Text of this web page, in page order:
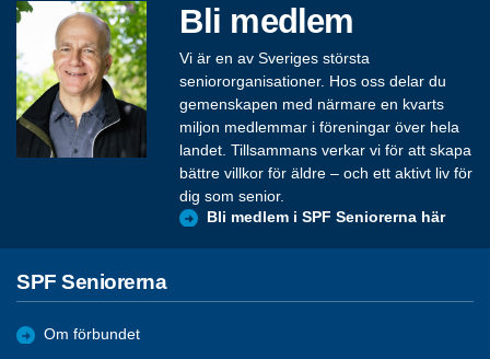
Bli medlem
Vi är en av Sveriges största
seniororganisationer. Hos oss delar du
gemenskapen med närmare en kvarts
miljon medlemmar i föreningar över hela
landet. Tillsammans verkar vi för att skapa
bättre villkor för äldre – och ett aktivt liv för
dig som senior.
Bli medlem i SPF Seniorerna här
SPF Seniorerna
Om förbundet